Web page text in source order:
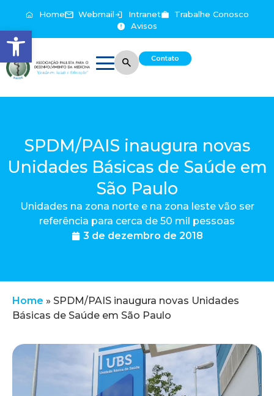
Abrir a barra de ferramentas
Home Webmail Intranet
Trabalhe Conosco
Avisos
Contato
SPDM/PAIS inaugura novas
Unidades Básicas de Saúde em
São Paulo
Unidades na zona norte e na zona leste vão ser
referência para cerca de 50 mil pessoas
3 de dezembro de 2018
Home » SPDM/PAIS inaugura novas Unidades
Básicas de Saúde em São Paulo